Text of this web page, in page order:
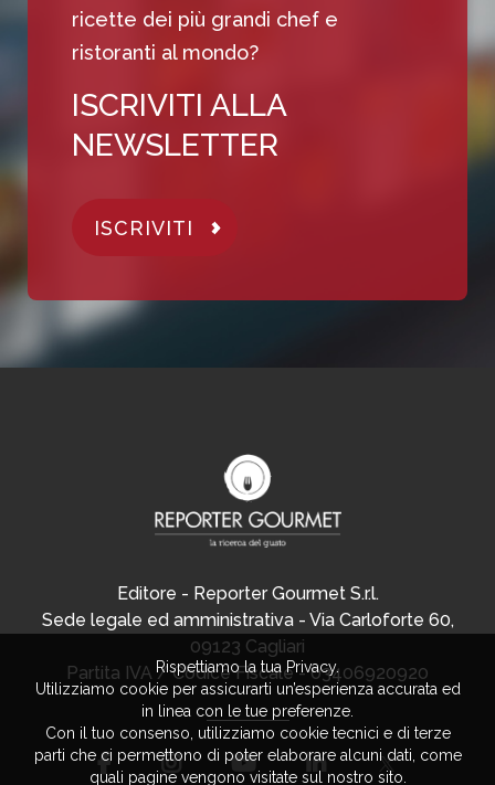
ricette dei più grandi chef e
ristoranti al mondo?
ISCRIVITI ALLA
NEWSLETTER
ISCRIVITI
Editore - Reporter Gourmet S.r.l.
Sede legale ed amministrativa - Via Carloforte 60,
09123 Cagliari
Partita IVA / Codice Fiscale - 03406920920
Rispettiamo la tua Privacy.
Utilizziamo cookie per assicurarti un’esperienza accurata ed
in linea con le tue preferenze.
Con il tuo consenso, utilizziamo cookie tecnici e di terze
parti che ci permettono di poter elaborare alcuni dati, come
quali pagine vengono visitate sul nostro sito.